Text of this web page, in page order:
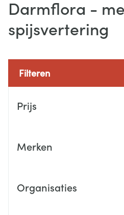
Darmflora -
spijsvertering
Filteren
Prijs
Merken
Organisaties